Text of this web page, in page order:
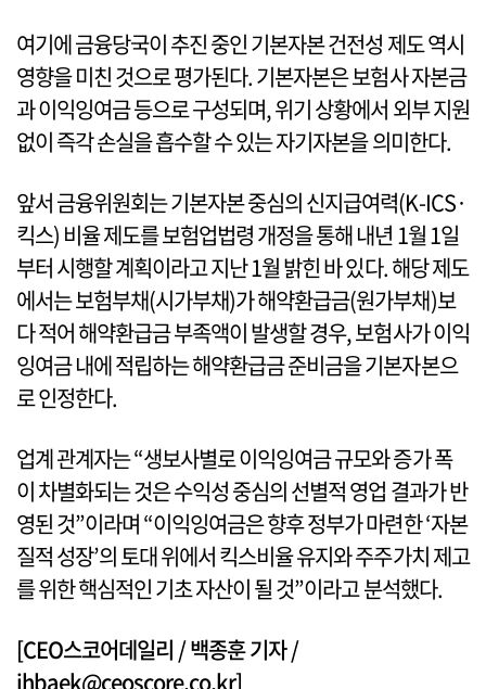
여기에 금융당국이 추진 중인 기본자본 건전성 제도 역시
영향을 미친 것으로 평가된다. 기본자본은 보험사 자본금
과 이익잉여금 등으로 구성되며, 위기 상황에서 외부 지원
없이 즉각 손실을 흡수할 수 있는 자기자본을 의미한다.
앞서 금융위원회는 기본자본 중심의 신지급여력(K-ICS·
킥스) 비율 제도를 보험업법령 개정을 통해 내년 1월 1일
부터 시행할 계획이라고 지난 1월 밝힌 바 있다. 해당 제도
에서는 보험부채(시가부채)가 해약환급금(원가부채)보
다 적어 해약환급금 부족액이 발생할 경우, 보험사가 이익
잉여금 내에 적립하는 해약환급금 준비금을 기본자본으
로 인정한다.
업계 관계자는 “생보사별로 이익잉여금 규모와 증가 폭
이 차별화되는 것은 수익성 중심의 선별적 영업 결과가 반
영된 것”이라며 “이익잉여금은 향후 정부가 마련한 ‘자본
질적 성장’의 토대 위에서 킥스비율 유지와 주주가치 제고
를 위한 핵심적인 기초 자산이 될 것”이라고 분석했다.
[CEO스코어데일리 / 백종훈 기자 /
jhbaek@ceoscore.co.kr]